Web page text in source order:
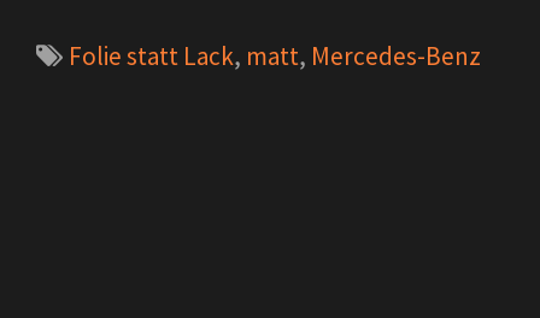
Folie statt Lack, matt, Mercedes-Benz